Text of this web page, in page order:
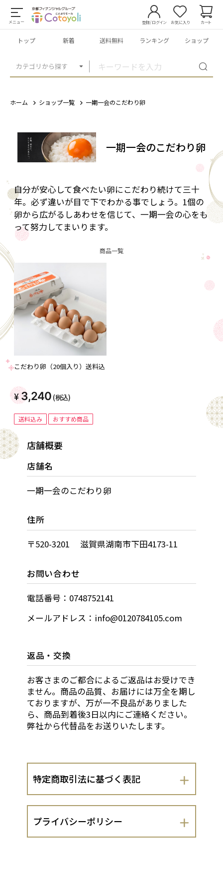
メニュー
カテゴリから探す
登録/ログイン お気に入り カート
トップ 新着 送料無料 ランキング ショップ
ホーム ショップ一覧 一期一会のこだわり卵
一期一会のこだわり卵
自分が安心して食べたい卵にこだわり続けて三十
年。必ず違いが目で下でわかる事でしょう。1個の
卵から広がるしあわせを信じて、一期一会の心をも
って努力してまいります。
商品一覧
こだわり卵（20個入り）送料込
3,240 (税込)
送料込み おすすめ商品
店舗概要
店舗名
一期一会のこだわり卵
住所
〒520-3201 滋賀県湖南市下田4173-11
お問い合わせ
電話番号：0748752141
メールアドレス：info@0120784105.com
返品・交換
お客さまのご都合によるご返品はお受けでき
ません。商品の品質、お届けには万全を期し
ておりますが、万が一不良品がありました
ら、商品到着後3日以内にご連絡ください。
弊社から代替品をお送りいたします。
特定商取引法に基づく表記
会社名
有限会社 こだわり卵
プライバシーポリシー